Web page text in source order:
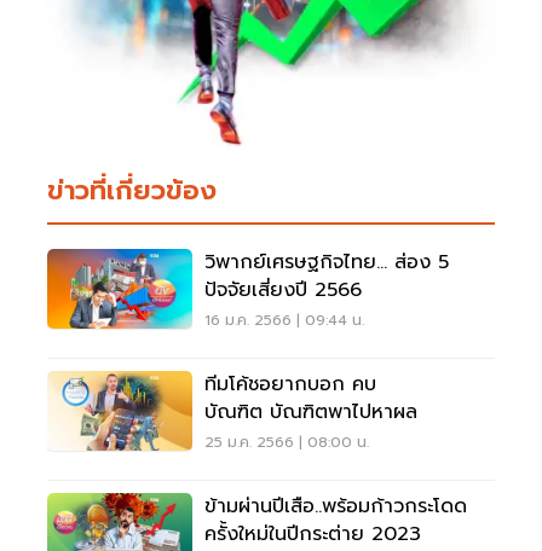
ข่าวที่เกี่ยวข้อง
วิพากย์เศรษฐกิจไทย… ส่อง 5
ปัจจัยเสี่ยงปี 2566
16 ม.ค. 2566 | 09:44 น.
ทีมโค้ชอยากบอก คบ
บัณฑิต บัณฑิตพาไปหาผล
25 ม.ค. 2566 | 08:00 น.
ข้ามผ่านปีเสือ..พร้อมก้าวกระโดด
ครั้งใหม่ในปีกระต่าย 2023